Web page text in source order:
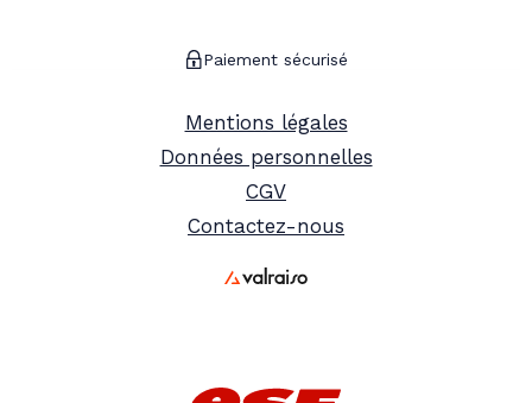
Paiement sécurisé
Mentions légales
Données personnelles
CGV
Contactez-nous